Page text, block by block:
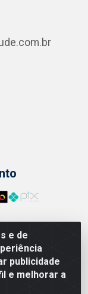
e de
publicidade
e melhorar a
- Endereço Av.
- AM, CEP
41